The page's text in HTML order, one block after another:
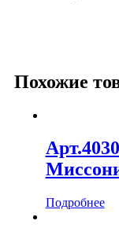
Похожие
Подробнее